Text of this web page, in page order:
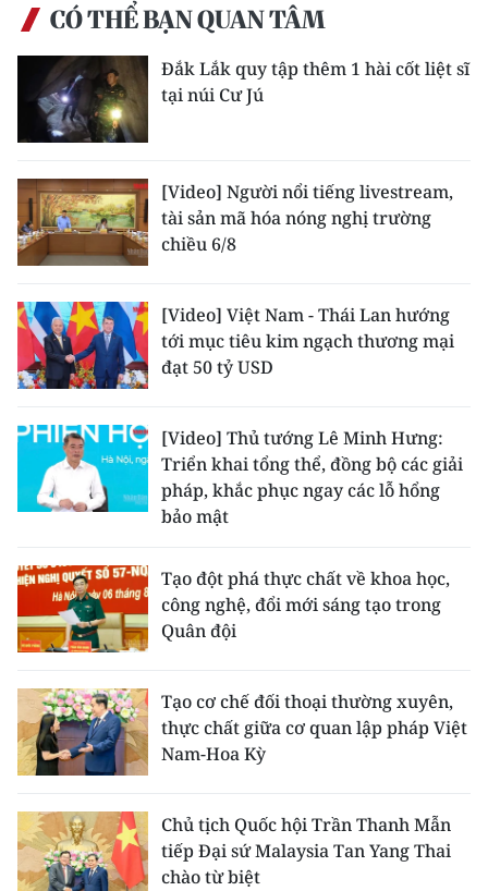
CÓ THỂ BẠN QUAN TÂM
Đắk Lắk quy tập thêm 1 hài cốt liệt sĩ
tại núi Cư Jú
[Video] Người nổi tiếng livestream,
tài sản mã hóa nóng nghị trường
chiều 6/8
[Video] Việt Nam - Thái Lan hướng
tới mục tiêu kim ngạch thương mại
đạt 50 tỷ USD
[Video] Thủ tướng Lê Minh Hưng:
Triển khai tổng thể, đồng bộ các giải
pháp, khắc phục ngay các lỗ hổng
bảo mật
Tạo đột phá thực chất về khoa học,
công nghệ, đổi mới sáng tạo trong
Quân đội
Tạo cơ chế đối thoại thường xuyên,
thực chất giữa cơ quan lập pháp Việt
Nam-Hoa Kỳ
Chủ tịch Quốc hội Trần Thanh Mẫn
tiếp Đại sứ Malaysia Tan Yang Thai
chào từ biệt